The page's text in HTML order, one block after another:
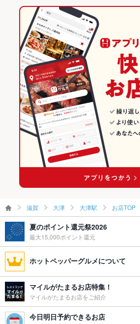
大津 × 和風
大津 × 海鮮
大津駅 × 居酒屋
大津駅 × 和風
大津駅 × 海鮮
大津駅 × 海鮮
滋賀 × 居酒屋
滋賀 × 和風
滋賀 × 海鮮
島ノ関駅
アヒージョ 鮎天ぷら
滋賀のグルメランキング
滋賀の居酒屋ランキング
大津のグルメランキング
大津の居酒屋ランキング
大津駅のグルメランキング
大津駅の居酒屋ランキング
滋賀 大津 大津駅 お店TOP
夏のポイント還元祭2026
最大15,000ポイント還元
ホットペッパーグルメについて
マイルがたまるお店特集！
マイルがたまるお店をご紹介
今日明日予約できるお店